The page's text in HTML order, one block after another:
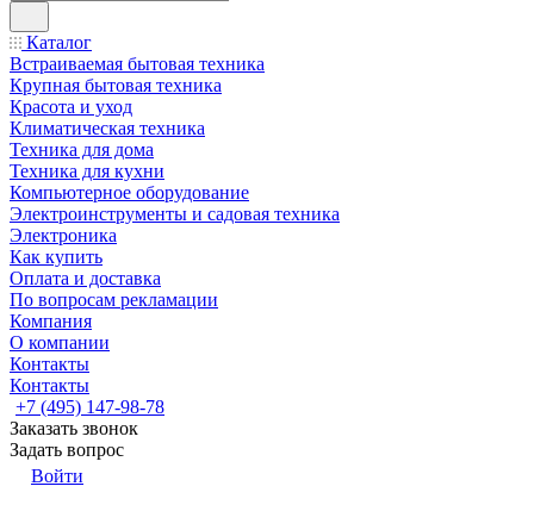
Каталог
Встраиваемая бытовая техника
Крупная бытовая техника
Красота и уход
Климатическая техника
Техника для дома
Техника для кухни
Компьютерное оборудование
Электроинструменты и садовая техника
Электроника
Как купить
Оплата и доставка
По вопросам рекламации
Компания
О компании
Контакты
Контакты
+7 (495) 147-98-78
Заказать звонок
Задать вопрос
Войти